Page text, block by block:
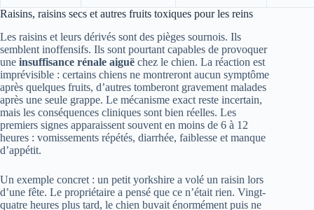
Raisins, raisins secs et autres fruits toxiques pour les reins
Les raisins et leurs dérivés sont des pièges sournois. Ils
semblent inoffensifs. Ils sont pourtant capables de provoquer
une insuffisance rénale aiguë chez le chien. La réaction est
imprévisible : certains chiens ne montreront aucun symptôme
après quelques fruits, d’autres tomberont gravement malades
après une seule grappe. Le mécanisme exact reste incertain,
mais les conséquences cliniques sont bien réelles. Les
premiers signes apparaissent souvent en moins de 6 à 12
heures : vomissements répétés, diarrhée, faiblesse et manque
d’appétit.
Un exemple concret : un petit yorkshire a volé un raisin lors
d’une fête. Le propriétaire a pensé que ce n’était rien. Vingt-
quatre heures plus tard, le chien buvait énormément puis ne